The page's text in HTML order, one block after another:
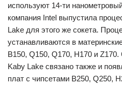
используют 14-ти
компания Intel выпустила
Lake для этого же сокета.
устанавливаются в
B150, Q150, Q170, H170 и
Kaby Lake связано также и
плат с чипсетами B250, Q250,